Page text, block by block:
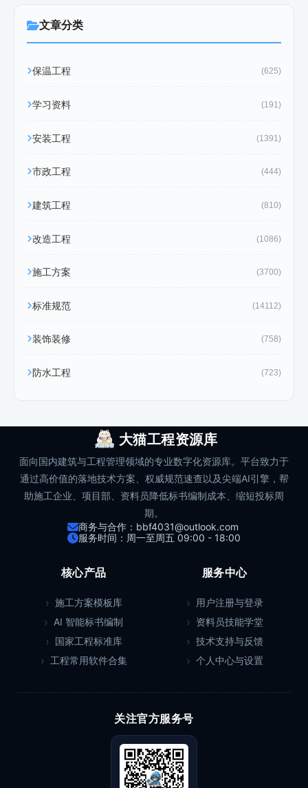
文章分类
保温工程 (625)
学习资料 (191)
安装工程 (1391)
市政工程 (444)
建筑工程 (810)
改造工程 (1086)
施工方案 (3700)
标准规范 (14112)
装饰装修 (758)
防水工程 (723)
大猫工程资源库
面向国内建筑与工程管理领域的专业数字化资源库。平台致力于
通过高价值的落地技术方案、权威规范速查以及尖端AI引擎，帮
助施工企业、项目部、资料员降低标书编制成本、缩短投标周
期。
商务与合作：bbf4031@outlook.com
服务时间：周一至周五 09:00 - 18:00
核心产品
施工方案模板库
AI 智能标书编制
国家工程标准库
工程常用软件合集
服务中心
用户注册与登录
资料员技能学堂
技术支持与反馈
个人中心与设置
关注官方服务号